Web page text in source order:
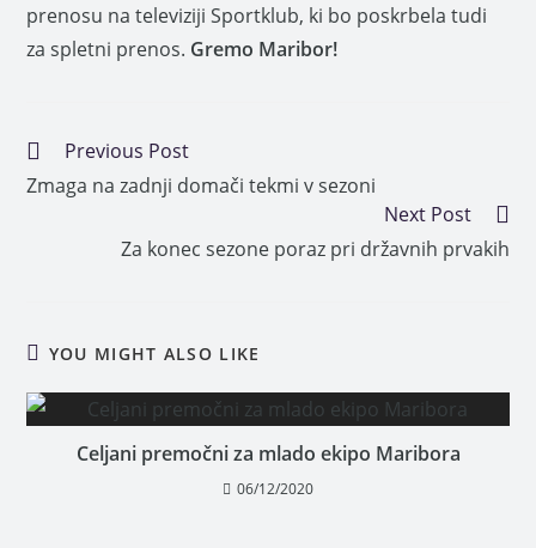
prenosu na televiziji Sportklub, ki bo poskrbela tudi
za spletni prenos. Gremo Maribor!
Previous Post
Zmaga na zadnji domači tekmi v sezoni
Next Post
Za konec sezone poraz pri državnih prvakih
YOU MIGHT ALSO LIKE
Celjani premočni za mlado ekipo Maribora
06/12/2020